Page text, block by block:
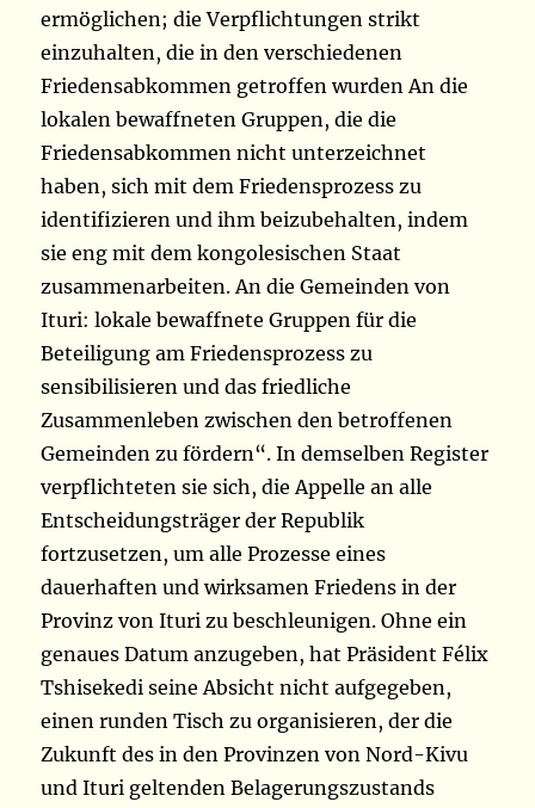
ermöglichen; die Verpflichtungen strikt
einzuhalten, die in den verschiedenen
Friedensabkommen getroffen wurden An die
lokalen bewaffneten Gruppen, die die
Friedensabkommen nicht unterzeichnet
haben, sich mit dem Friedensprozess zu
identifizieren und ihm beizubehalten, indem
sie eng mit dem kongolesischen Staat
zusammenarbeiten. An die Gemeinden von
Ituri: lokale bewaffnete Gruppen für die
Beteiligung am Friedensprozess zu
sensibilisieren und das friedliche
Zusammenleben zwischen den betroffenen
Gemeinden zu fördern“. In demselben Register
verpflichteten sie sich, die Appelle an alle
Entscheidungsträger der Republik
fortzusetzen, um alle Prozesse eines
dauerhaften und wirksamen Friedens in der
Provinz von Ituri zu beschleunigen. Ohne ein
genaues Datum anzugeben, hat Präsident Félix
Tshisekedi seine Absicht nicht aufgegeben,
einen runden Tisch zu organisieren, der die
Zukunft des in den Provinzen von Nord-Kivu
und Ituri geltenden Belagerungszustands